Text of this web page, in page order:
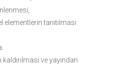
elementlerin tanıtılması
ve yayından